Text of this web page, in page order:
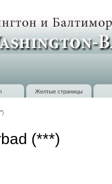
Желтые страницы
(***)